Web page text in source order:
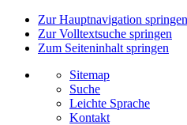
Zur Hauptnavigation springen
Zur Volltextsuche springen
Zum Seiteninhalt springen
Sitemap
Suche
Leichte Sprache
Kontakt